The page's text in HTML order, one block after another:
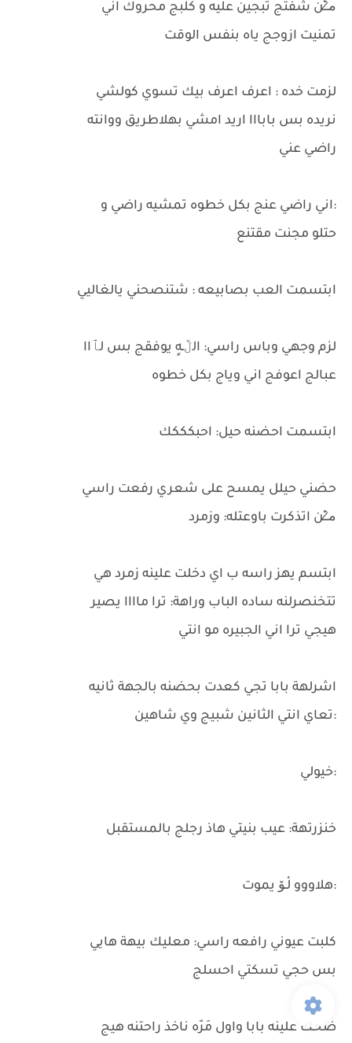
م̷ـــِْن شفتج تبجين عليه و كلبج محروك اني
تمنيت ازوجج ياه بنفس الوقت
لزمت خده : اعرف اعرف بيك تسوي كولشي
نريده بس بابااا اريد امشي بهلاطريق ووانته
راضي عني
:اني راضي عنج بكل خطوه تمشيه راضي و
حتلو مجنت مقتنع
ابتسمت العب بصابيعه : شتنصحني يالغاليي
لزم وجهي وباس راسي: الڵـهٍ يوفقج بس لٱاا
عبالج اعوفج اني وياج بكل خطوه
ابتسمت احضنه حيل: احبكككك
حضني حيلل يمسح على شعري رفعت راسي
م̷ـــِْن اتذكرت باوعتله: وزمرد
ابتسم يهز راسه ب اي دخلت علينه زمرد هي
تتخنصرلنه ساده الباب وراهة: ترا ماااا يصير
هيجي ترا اني الجبيره مو انتي
اشرلهة بابا تجي كعدت بحضنه بالجهة ثانيه
:تعاي انتي الثانين شبيج وي شاهين
:خيولي
خنزرتهة: عيب بنيتي هاذ رجلج بالمستقبل
:هلاووو لْـۆ يموت
كلبت عيوني رافعه راسي: معليك بيهة هايي
بس حجي تسكتي احسلج
ضحك علينه بابا واول مَرّه ناخذ راحتنه هيج